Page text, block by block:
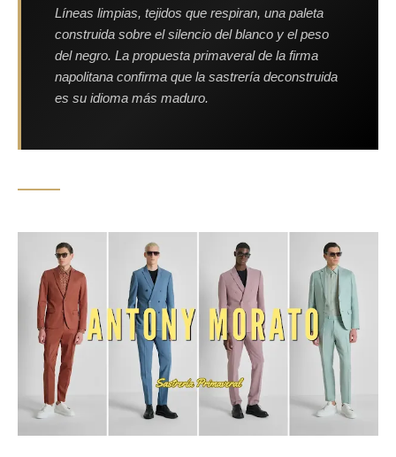
Líneas limpias, tejidos que respiran, una paleta
construida sobre el silencio del blanco y el peso
del negro. La propuesta primaveral de la firma
napolitana confirma que la sastrería deconstruida
es su idioma más maduro.